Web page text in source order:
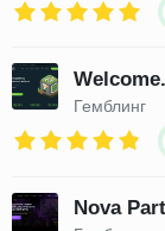
Гемблинг
Nova